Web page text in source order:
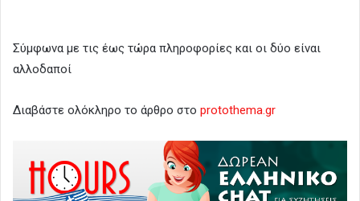
Σύμφωνα με τις έως τώρα πληροφορίες και οι δύο είναι
αλλοδαποί
Διαβάστε ολόκληρο το άρθρο στο protothema.gr